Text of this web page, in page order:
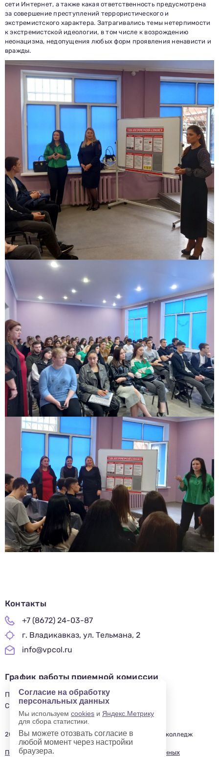
сети Интернет, а также какая ответственность предусмотрена
за совершение преступлений террористического и
экстремистского характера. Затрагивались темы нетерпимости
к экстремистской идеологии, в том числе к возрождению
неонацизма, недопущения любых форм проявления ненависти и
вражды.
Почта
Отправить заявку
Нажимая кнопку «Отправить», я даю согласие на обработку моих персональных
данных в соответствии с Федеральным законом от 27.07.2006 № 152-ФЗ «О
персональных данных», на условиях и для целей, определенных вполитике в
отношении обработки персональных данных.
Заполни данные о себе и отправь заявку.
2019—2025 © Владикавказский профессиональный колледж
Политика в отношении обработки персональных данных
Контакты
+7 (8672) 24-03-87
г. Владикавказ, ул. Тельмана, 2
info@vpcol.ru
График работы приемной комиссии
ПН-ПТ 09:00-17:00
СБ-ВС — ВЫХОДНОЙ
Согласие на обработку
персональных данных
Мы используем cookies и Яндекс.Метрику
для сбора статистики.
Вы можете отозвать согласие в
любой момент через настройки
браузера.